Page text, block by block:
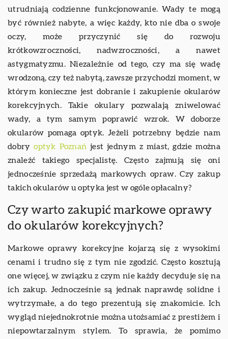
utrudniają codzienne funkcjonowanie. Wady te mogą
być również nabyte, a więc każdy, kto nie dba o swoje
oczy, może przyczynić się do rozwoju
krótkowzroczności, nadwzroczności, a nawet
astygmatyzmu. Niezależnie od tego, czy ma się wadę
wrodzoną, czy też nabytą, zawsze przychodzi moment, w
którym konieczne jest dobranie i zakupienie okularów
korekcyjnych. Takie okulary pozwalają zniwelować
wady, a tym samym poprawić wzrok. W doborze
okularów pomaga optyk. Jeżeli potrzebny będzie nam
dobryoptyk Poznań jest jednym z miast, gdzie można
znaleźć takiego specjalistę. Często zajmują się oni
jednocześnie sprzedażą markowych opraw. Czy zakup
takich okularów u optyka jest w ogóle opłacalny?
Czy warto zakupić markowe oprawy
do okularów korekcyjnych?
Markowe oprawy korekcyjne kojarzą się z wysokimi
cenami i trudno się z tym nie zgodzić. Często kosztują
one więcej, w związku z czym nie każdy decyduje się na
ich zakup. Jednocześnie są jednak naprawdę solidne i
wytrzymałe, a do tego prezentują się znakomicie. Ich
wygląd niejednokrotnie można utożsamiać z prestiżem i
niepowtarzalnym stylem. To sprawia, że pomimo